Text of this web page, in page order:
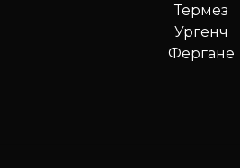
Термез
Ургенч
Фергане